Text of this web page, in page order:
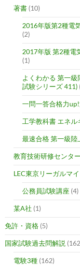
著書 (10)
2016年版第2種電
(2)
2017年版 第2種電
(1)
よくわかる 第一
試験シリーズ 411)
一問一答合格力
工学教科書 エネル
最速合格 第一級陸
教育技術研修センター
LEC東京リーガルマ
公務員試験講座 (4)
某A社 (1)
免許・資格 (5)
国家試験過去問解説
電験3種 (162)